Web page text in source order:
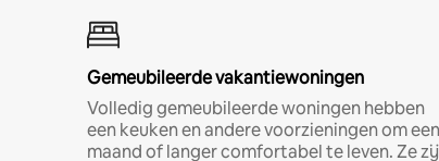
Gemeubileerde vakantiewoningen
Volledig gemeubileerde woningen hebben
een keuken en andere voorzieningen om een
maand of langer comfortabel te leven. Ze